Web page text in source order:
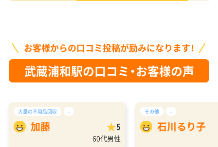
お客様からの口コミ投稿が励みになります！
武蔵浦和駅の口コミ・お客様の声
大量の不用品回収 -
加藤 5
60代男性
その他 -
石川るり子